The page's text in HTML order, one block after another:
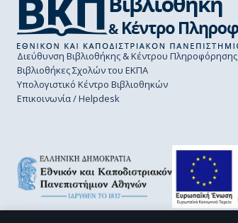
Διεύθυνση Βιβλιοθήκης & Κέντρου Πληροφόρησης
Βιβλιοθήκες Σχολών του ΕΚΠΑ
Υπολογιστικό Κέντρο Βιβλιοθηκών
Επικοινωνία / Helpdesk